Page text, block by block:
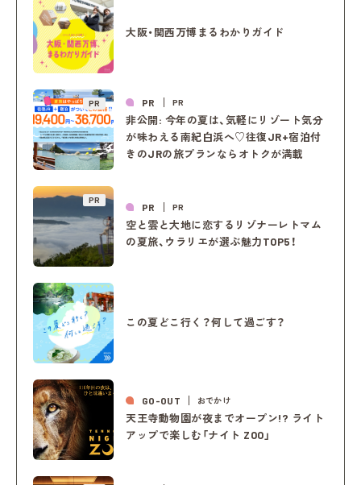
大阪・関西万博まるわかりガイド
PR PR PR
非公開: 今年の夏は、気軽にリゾート気分
が味わえる南紀白浜へ♡往復JR+宿泊付
きのJRの旅プランならオトクが満載
PR
PR PR
空と雲と大地に恋するリゾナーレトマム
の夏旅、ウラリエが選ぶ魅力TOP5！
この夏どこ行く？何して過ごす？
GO-OUT おでかけ
天王寺動物園が夜までオープン!? ライト
アップで楽しむ「ナイト ZOO」